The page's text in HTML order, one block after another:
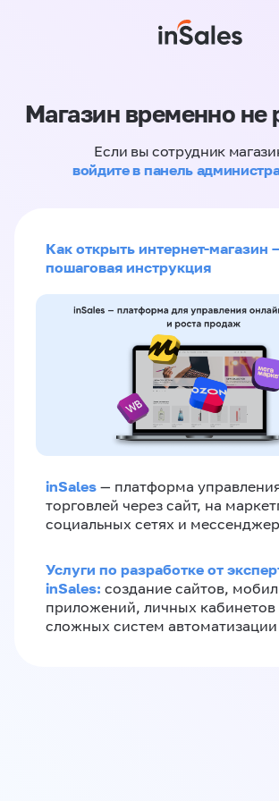
Магазин временно не
Если вы сотрудник
войдите в панель
Как открыть интернет-магазин –
пошаговая инструкция
inSales — платформа
торговлей через сайт, на
социальных сетях и
Услуги по разработке от
inSales: создание сайтов,
приложений, личных кабинетов
сложных систем автоматизации